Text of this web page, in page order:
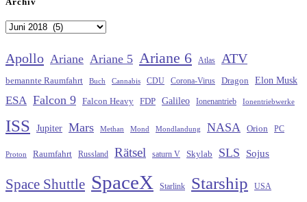
Archiv
Apollo Ariane Ariane 5 Ariane 6 Atlas ATV
bemannte Raumfahrt Buch Cannabis CDU Corona-Virus Dragon Elon Musk
ESA Falcon 9 Falcon Heavy FDP Galileo Ionenantrieb Ionentriebwerke
ISS Jupiter Mars Methan Mond Mondlandung NASA Orion PC
Proton Raumfahrt Russland Rätsel saturn V Skylab SLS Sojus
Space Shuttle SpaceX Starlink Starship USA